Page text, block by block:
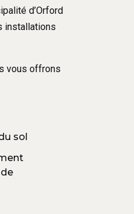
d’Orford
installations
vous offrons
sol